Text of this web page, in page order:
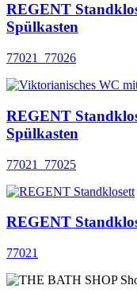
REGENT
Spülkasten
77021_77026
REGENT
Spülkasten
77021_77025
REGENT
77021